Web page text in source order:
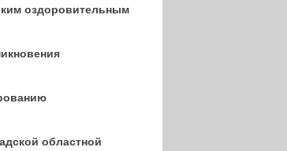
оздоровительным
областной